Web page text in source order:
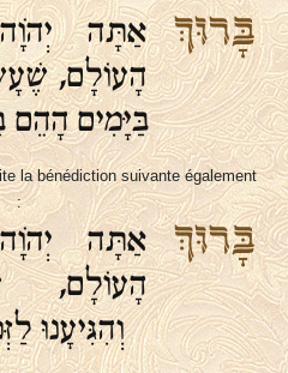
בָּרוּךְאַתָּה
הָעוֹלָם,
בַּיָּמִים הָהֵם
la bénédiction suivante également
:
בָּרוּךְאַתָּה
הָעוֹלָם,
וְהִגִּיעָנוּ